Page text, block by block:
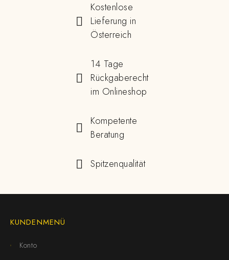
Kostenlose
Lieferung in
Österreich
14 Tage
Rückgaberecht
im Onlineshop
Kompetente
Beratung
Spitzenqualität
KUNDENMENÜ
Konto